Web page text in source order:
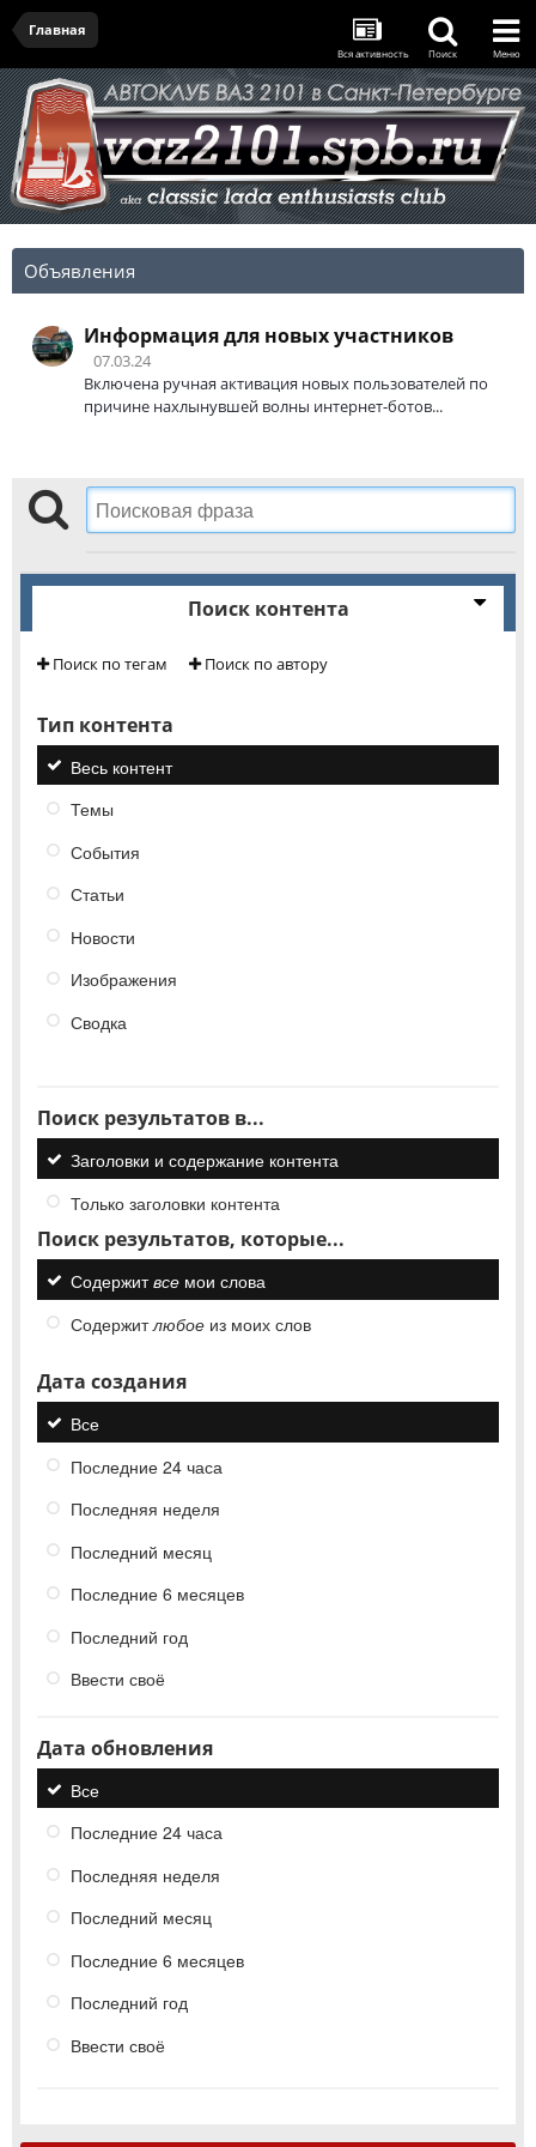
Главная
Вся активность Поиск Меню
Объявления
Информация для новых участников
07.03.24
Включена ручная активация новых пользователей по
причине нахлынувшей волны интернет-ботов...
Поиск контента
Поиск по тегам Поиск по автору
Тип контента
Весь контент
Темы
События
Статьи
Новости
Изображения
Сводка
Поиск результатов в...
Заголовки и содержание контента
Только заголовки контента
Поиск результатов, которые...
Содержитвсе мои слова
Содержитлюбое из моих слов
Дата создания
Все
Последние 24 часа
Последняя неделя
Последний месяц
Последние 6 месяцев
Последний год
Ввести своё
Дата обновления
Все
Последние 24 часа
Последняя неделя
Последний месяц
Последние 6 месяцев
Последний год
Ввести своё